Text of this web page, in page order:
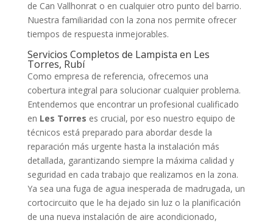
de Can Vallhonrat o en cualquier otro punto del barrio.
Nuestra familiaridad con la zona nos permite ofrecer
tiempos de respuesta inmejorables.
Servicios Completos de Lampista en Les
Torres, Rubí
Como empresa de referencia, ofrecemos una
cobertura integral para solucionar cualquier problema.
Entendemos que encontrar un profesional cualificado
en Les Torres es crucial, por eso nuestro equipo de
técnicos está preparado para abordar desde la
reparación más urgente hasta la instalación más
detallada, garantizando siempre la máxima calidad y
seguridad en cada trabajo que realizamos en la zona.
Ya sea una fuga de agua inesperada de madrugada, un
cortocircuito que le ha dejado sin luz o la planificación
de una nueva instalación de aire acondicionado,